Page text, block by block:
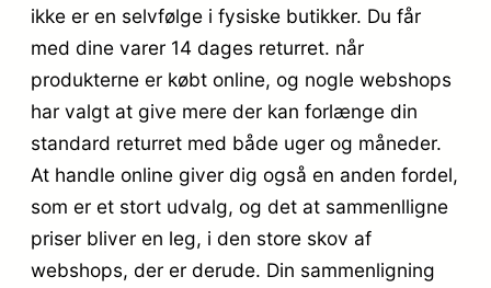
ikke er en selvfølge i fysiske butikker. Du får
med dine varer 14 dages returret. når
produkterne er købt online, og nogle webshops
har valgt at give mere der kan forlænge din
standard returret med både uger og måneder.
At handle online giver dig også en anden fordel,
som er et stort udvalg, og det at sammenlligne
priser bliver en leg, i den store skov af
webshops, der er derude. Din sammenligning